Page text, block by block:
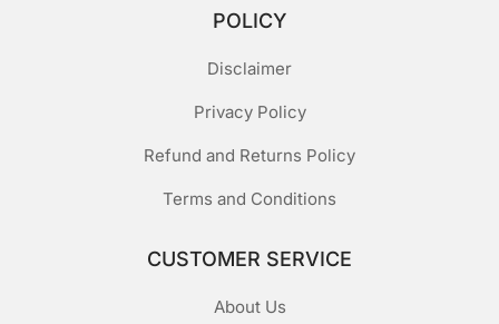
POLICY
Disclaimer
Privacy Policy
Refund and Returns Policy
Terms and Conditions
CUSTOMER SERVICE
About Us